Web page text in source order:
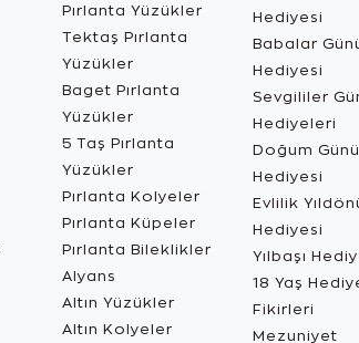
Pırlanta Yüzükler
Tektaş Pırlanta
Yüzükler
Baget Pırlanta
Yüzükler
5 Taş Pırlanta
Yüzükler
Pırlanta Kolyeler
Pırlanta Küpeler
Pırlanta Bileklikler
Alyans
Altın Yüzükler
Altın Kolyeler
Hediyesi
Babalar
Hediyesi
Sevgililer
Hediyeleri
Doğum Günü
Hediyesi
Evlilik
Hediyesi
Yılbaşı
18 Yaş
Fikirleri
Mezuniyet